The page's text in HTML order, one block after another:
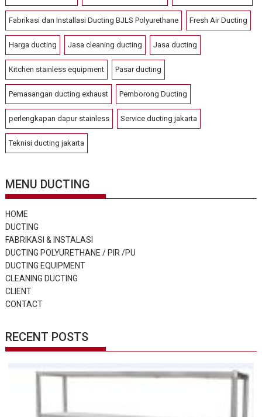
Fabrikasi dan Installasi Ducting BJLS Polyurethane Fresh Air Ducting
Harga ducting Jasa cleaning ducting Jasa ducting
Kitchen stainless equipment Pasar ducting
Pemasangan ducting exhaust Pemborong Ducting
perlengkapan dapur stainless Service ducting jakarta
Teknisi ducting jakarta
MENU DUCTING
HOME
DUCTING
FABRIKASI & INSTALASI
DUCTING POLYURETHANE / PIR /PU
DUCTING EQUIPMENT
CLEANING DUCTING
CLIENT
CONTACT
RECENT POSTS